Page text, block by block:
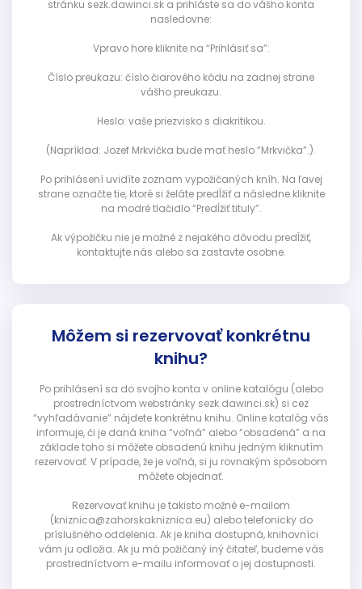
stránku sezk.dawinci.sk a prihláste sa do vášho konta
nasledovne:
Vpravo hore kliknite na “Prihlásiť sa”:
Číslo preukazu: číslo čiarového kódu na zadnej strane
vášho preukazu.
Heslo: vaše priezvisko s diakritikou.
(Napríklad: Jozef Mrkvička bude mať heslo “Mrkvička”.).
Po prihlásení uvidíte zoznam vypožičaných kníh. Na ľavej
strane označte tie, ktoré si želáte predĺžiť a následne kliknite
na modré tlačidlo “Predĺžiť tituly”.
Ak výpožičku nie je možné z nejakého dôvodu predĺžiť,
kontaktujte nás alebo sa zastavte osobne.
Môžem si rezervovať konkrétnu
knihu?
Po prihlásení sa do svojho konta v online katalógu (alebo
prostredníctvom webstránky sezk.dawinci.sk) si cez
“vyhľadávanie” nájdete konkrétnu knihu. Online katalóg vás
informuje, či je daná kniha “voľná” alebo “obsadená” a na
základe toho si môžete obsadenú knihu jedným kliknutím
rezervovať. V prípade, že je voľná, si ju rovnakým spôsobom
môžete objednať.
Rezervovať knihu je takisto možné e-mailom
(kniznica@zahorskakniznica.eu) alebo telefonicky do
príslušného oddelenia. Ak je kniha dostupná, knihovníci
vám ju odložia. Ak ju má požičaný iný čitateľ, budeme vás
prostredníctvom e-mailu informovať o jej dostupnosti.